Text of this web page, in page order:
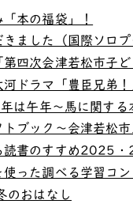
本の福袋」！
ました（国際ソロプ
四次会津若松市子
ドラマ「豊臣兄弟！
は午年～馬に関する
トブック～会津若松
読書のすすめ2025
使った調べる学習コ
のおはなし